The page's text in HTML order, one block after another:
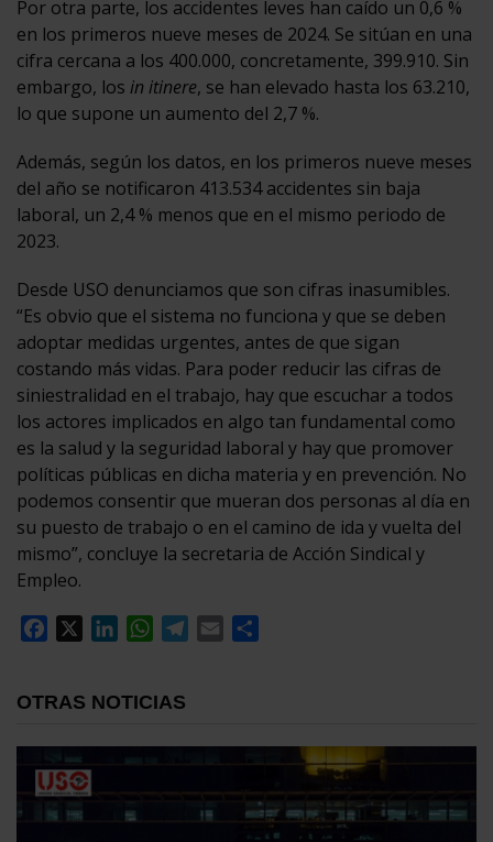
Por otra parte, los accidentes leves han caído un 0,6 %
en los primeros nueve meses de 2024. Se sitúan en una
cifra cercana a los 400.000, concretamente, 399.910. Sin
embargo, los in itinere, se han elevado hasta los 63.210,
lo que supone un aumento del 2,7 %.
Además, según los datos, en los primeros nueve meses
del año se notificaron 413.534 accidentes sin baja
laboral, un 2,4 % menos que en el mismo periodo de
2023.
Desde USO denunciamos que son cifras inasumibles.
“Es obvio que el sistema no funciona y que se deben
adoptar medidas urgentes, antes de que sigan
costando más vidas. Para poder reducir las cifras de
siniestralidad en el trabajo, hay que escuchar a todos
los actores implicados en algo tan fundamental como
es la salud y la seguridad laboral y hay que promover
políticas públicas en dicha materia y en prevención. No
podemos consentir que mueran dos personas al día en
su puesto de trabajo o en el camino de ida y vuelta del
mismo”, concluye la secretaria de Acción Sindical y
Empleo.
Facebook
LinkedInWhatsApp
Telegram
Email
OTRAS NOTICIAS